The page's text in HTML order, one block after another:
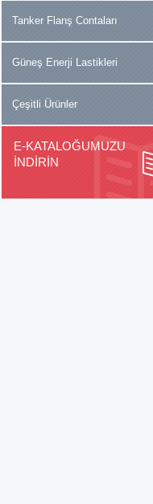
Tanker Flanş Contaları
Güneş Enerji Lastikleri
Çeşitli Ürünler
E-KATALOĞUMUZU
İNDİRİN